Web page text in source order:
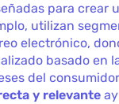
para crear
utilizan
electrónico,
basado en
del
y relevante